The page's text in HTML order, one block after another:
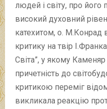
людей і світу, про його
високий духовний
катехитом, о. М.Конрад
критику на твір
Світа”, у якому
причетність до
критикою переміг
викликала реакцію